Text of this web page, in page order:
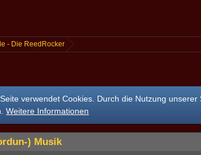
- Die ReedRocker
verwendet Cookies. Durch die Nutzung
Weitere Informationen
) Musik